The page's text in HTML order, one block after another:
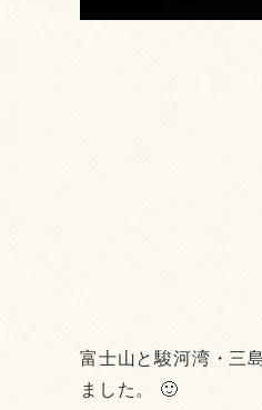
富士山と駿河湾・三
ました。 🙂